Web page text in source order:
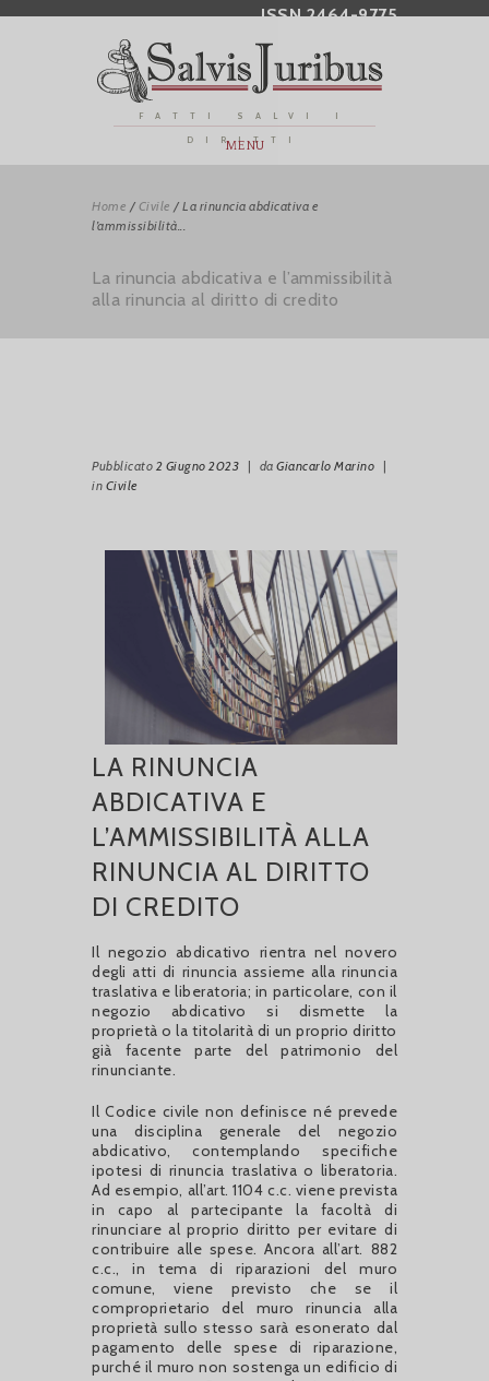
ISSN 2464-9775
FATTI SALVI I
DIRITTI
MENU
Home / Civile / La rinuncia abdicativa e
l’ammissibilità...
La rinuncia abdicativa e l’ammissibilità
alla rinuncia al diritto di credito
Pubblicato 2 Giugno 2023 | da Giancarlo Marino |
in Civile
LA RINUNCIA
ABDICATIVA E
L’AMMISSIBILITÀ ALLA
RINUNCIA AL DIRITTO
DI CREDITO
Il negozio abdicativo rientra nel novero
degli atti di rinuncia assieme alla rinuncia
traslativa e liberatoria; in particolare, con il
negozio abdicativo si dismette la
proprietà o la titolarità di un proprio diritto
già facente parte del patrimonio del
rinunciante.
Il Codice civile non definisce né prevede
una disciplina generale del negozio
abdicativo, contemplando specifiche
ipotesi di rinuncia traslativa o liberatoria.
Ad esempio, all’art. 1104 c.c. viene prevista
in capo al partecipante la facoltà di
rinunciare al proprio diritto per evitare di
contribuire alle spese. Ancora all’art. 882
c.c., in tema di riparazioni del muro
comune, viene previsto che se il
comproprietario del muro rinuncia alla
proprietà sullo stesso sarà esonerato dal
pagamento delle spese di riparazione,
purché il muro non sostenga un edificio di